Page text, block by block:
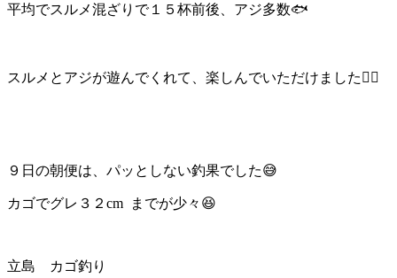
平均でスルメ混ざりで１５杯前後、アジ多数🐟
スルメとアジが遊んでくれて、楽しんでいただけました🙆‍♂️
９日の朝便は、パッとしない釣果でした😅
カゴでグレ３２cm までが少々😆
立島 カゴ釣り